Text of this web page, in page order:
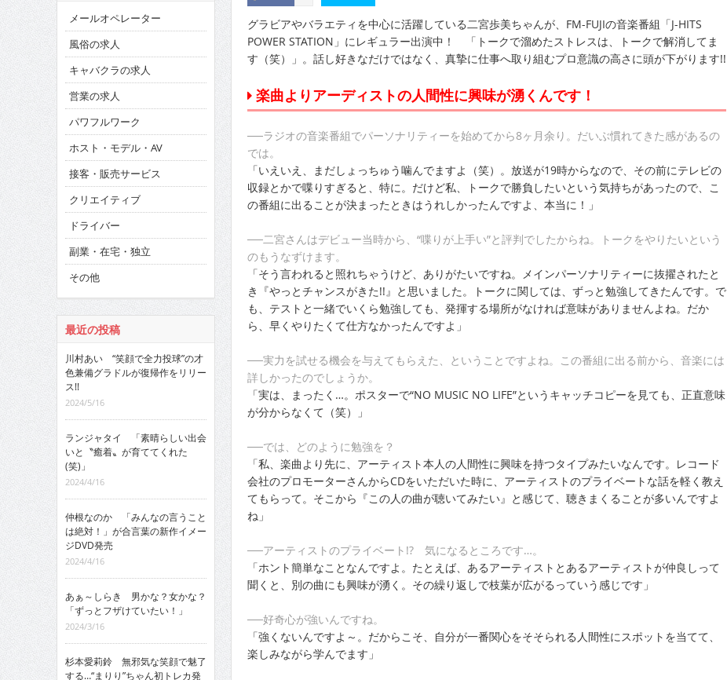
グラビアやバラエティを中心に活躍している二宮歩美ちゃんが、FM-FUJIの音楽番組「J-HITS
POWER STATION」にレギュラー出演中！ 「トークで溜めたストレスは、トークで解消してま
す（笑）」。話し好きなだけではなく、真摯に仕事へ取り組むプロ意識の高さに頭が下がります!!
楽曲よりアーディストの人間性に興味が湧くんです！
──ラジオの音楽番組でパーソナリティーを始めてから8ヶ月余り。だいぶ慣れてきた感があるの
では。
「いえいえ、まだしょっちゅう噛んでますよ（笑）。放送が19時からなので、その前にテレビの
収録とかで喋りすぎると、特に。だけど私、トークで勝負したいという気持ちがあったので、こ
の番組に出ることが決まったときはうれしかったんですよ、本当に！」
──二宮さんはデビュー当時から、“喋りが上手い”と評判でしたからね。トークをやりたいという
のもうなずけます。
「そう言われると照れちゃうけど、ありがたいですね。メインパーソナリティーに抜擢されたと
き『やっとチャンスがきた!!』と思いました。トークに関しては、ずっと勉強してきたんです。で
も、テストと一緒でいくら勉強しても、発揮する場所がなければ意味がありませんよね。だか
ら、早くやりたくて仕方なかったんですよ」
──実力を試せる機会を与えてもらえた、ということですよね。この番組に出る前から、音楽には
詳しかったのでしょうか。
「実は、まったく…。ポスターで“NO MUSIC NO LIFE”というキャッチコピーを見ても、正直意味
が分からなくて（笑）」
──では、どのように勉強を？
「私、楽曲より先に、アーティスト本人の人間性に興味を持つタイプみたいなんです。レコード
会社のプロモーターさんからCDをいただいた時に、アーティストのプライベートな話を軽く教え
てもらって。そこから『この人の曲が聴いてみたい』と感じて、聴きまくることが多いんですよ
ね」
──アーティストのプライベート!? 気になるところです…。
「ホント簡単なことなんですよ。たとえば、あるアーティストとあるアーティストが仲良しって
聞くと、別の曲にも興味が湧く。その繰り返しで枝葉が広がるっていう感じです」
──好奇心が強いんですね。
「強くないんですよ～。だからこそ、自分が一番関心をそそられる人間性にスポットを当てて、
楽しみながら学んでます」
メールオペレーター
風俗の求人
キャバクラの求人
営業の求人
パワフルワーク
ホスト・モデル・AV
接客・販売サービス
クリエイティブ
ドライバー
副業・在宅・独立
その他
最近の投稿
川村あい “笑顔で全力投球”の才
色兼備グラドルが復帰作をリリー
ス!!
2024/5/16
ランジャタイ 「素晴らしい出会
いと〝癒着〟が育ててくれた
(笑)」
2024/4/16
仲根なのか 「みんなの言うこと
は絶対！」が合言葉の新作イメー
ジDVD発売
2024/4/16
あぁ～しらき 男かな？女かな？
「ずっとフザけていたい！」
2024/3/16
杉本愛莉鈴 無邪気な笑顔で魅了
する…“まりり”ちゃん初トレカ発